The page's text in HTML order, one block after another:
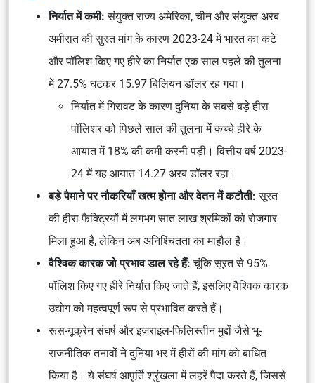
निर्यात में कमी:संयुक्त राज्य अमेरिका, चीन और संयुक्त अरब
अमीरात की सुस्त मांग के कारण 2023-24 में भारत का कटे
और पॉलिश किए गए हीरे का निर्यात एक साल पहले की तुलना
में 27.5% घटकर 15.97 बिलियन डॉलर रह गया।
निर्यात में गिरावट के कारण दुनिया के सबसे बड़े हीरा
पॉलिशर को पिछले साल की तुलना में कच्चे हीरे के
आयात में 18% की कमी करनी पड़ी। वित्तीय वर्ष 2023-
24 में यह आयात 14.27 अरब डॉलर रहा।
बड़े पैमाने पर नौकरियाँ खत्म होना और वेतन में कटौती:सूरत
की हीरा फैक्ट्रियों में लगभग सात लाख श्रमिकों को रोजगार
मिला हुआ है, लेकिन अब अनिश्चितता का माहौल है।
वैश्विक कारक जो प्रभाव डाल रहे हैं:चूंकि सूरत से 95%
पॉलिश किए गए हीरे निर्यात किए जाते हैं, इसलिए वैश्विक कारक
उद्योग को महत्वपूर्ण रूप से प्रभावित करते हैं।
रूस-यूक्रेन संघर्ष और इजराइल-फिलिस्तीन मुद्दों जैसे भू-
राजनीतिक तनावों ने दुनिया भर में हीरों की मांग को बाधित
किया है। ये संघर्ष आपूर्ति श्रृंखला में लहरें पैदा करते हैं, जिससे